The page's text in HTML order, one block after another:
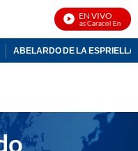
EN VIVO
Noticias Caracol En Vivo
ABELARDO DE LA ESPRIELLA